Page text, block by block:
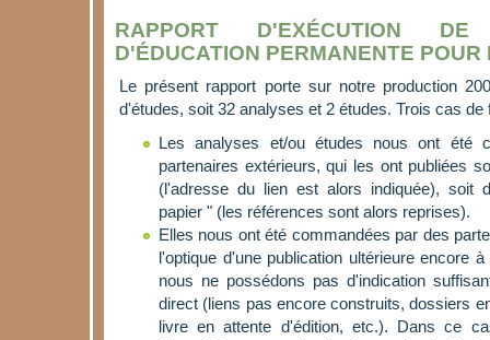
RAPPORT D'EXÉCUTION
D'ÉDUCATION PERMANENTE
Le présent rapport porte sur notre production
d'études, soit 32 analyses et 2 études. Trois cas de
Les analyses et/ou études nous ont été
partenaires extérieurs, qui les ont publiées
(l'adresse du lien est alors indiquée), soit
papier " (les références sont alors reprises).
Elles nous ont été commandées par des
l'optique d'une publication ultérieure encore
nous ne possédons pas d'indication
direct (liens pas encore construits, dossiers
livre en attente d'édition, etc.). Dans ce